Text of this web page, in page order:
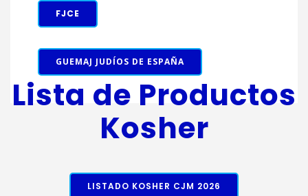
FJCE
GUEMAJ JUDÍOS DE ESPAÑA
Lista de Productos
Kosher
LISTADO KOSHER CJM 2026